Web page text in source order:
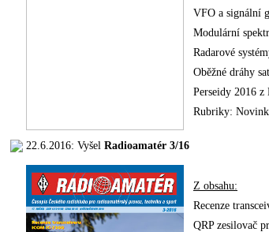
VFO a signální
Modulární
Radarové
Oběžné dráhy
Perseidy 2016 z
Rubriky:
22.6.2016: Vyšel Radioamatér 3/16
Z obsahu:
Recenze
QRP zesilovač